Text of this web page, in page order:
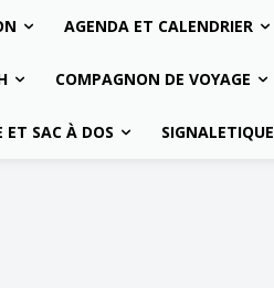
AGENDA ET CALENDRIER
COMPAGNON DE VOYAGE
ET SAC À DOS SIGNALETIQUE